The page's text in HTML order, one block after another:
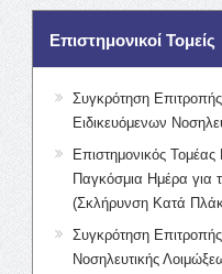
Επιστημονικοί Τομείς
Συγκρότηση
Ειδικευόμενων
Επιστημονικός
Παγκόσμια Ημέρα για
(Σκλήρυνση Κατά
Συγκρότηση
Νοσηλευτικής